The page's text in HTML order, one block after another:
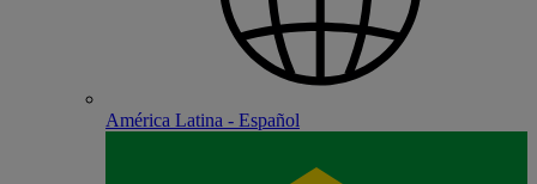
América Latina - Español